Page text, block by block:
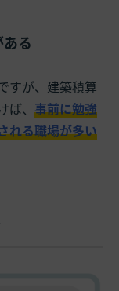
る
すが、建築積算
、 事前に勉強
れる職場が多い